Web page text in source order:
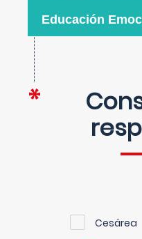
Educación
Cesárea